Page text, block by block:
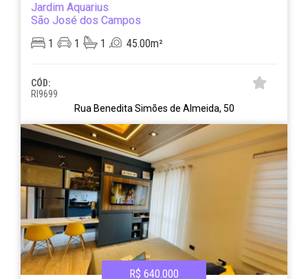
Jardim Aquarius
São José dos Campos
1
1 1 45.00m²
CÓD:
RI9699
Rua Benedita Simões de Almeida, 50
R$ 640.000